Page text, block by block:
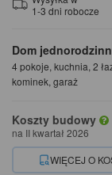
Dom
4 pokoje, kuchnia, 2
kominek, garaż
Koszty budowy
na II kwartał 2026
WIĘCEJ O
1-3 dni robocze